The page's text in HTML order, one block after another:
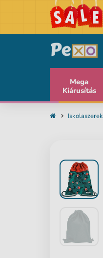
Mega
Kiárusítás
Iskolaszerek